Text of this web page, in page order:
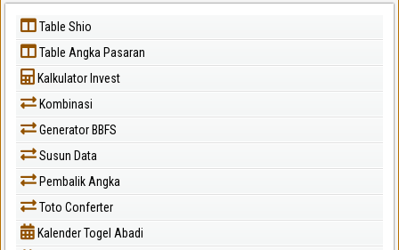
Table Shio
Table Angka Pasaran
Kalkulator Invest
Kombinasi
Generator BBFS
Susun Data
Pembalik Angka
Toto Conferter
Kalender Togel Abadi